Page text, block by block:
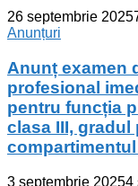
26 septembrie 2025
Anunțuri
Anunț examen
profesional
pentru funcția
clasa III,
3 septembrie 20254